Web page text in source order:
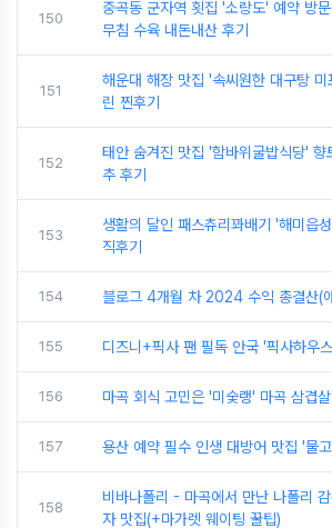
150
중곡동 군자역 횟집 '소랑도' 예약 방
무침 수육 내돈내산 후기
151
해운대 해장 맛집 '속씨원한 대구탕
린 찐후기
152
태안 숨겨진 맛집 '함바위굴밥식당' 향
추 후기
153
생활의 달인 패스츄리꽈배기 '해미읍
직후기
154 블로그 4개월 차 2024 수익 총결산(
155 디즈니+픽사 팬 필독 안국 '픽사하우
156 마곡 회식 고민은 '미숯랭' 마곡 삼겹
157 용산 예약 필수 인생 대방어 맛집 '물
158
비바나폴리 - 마곡에서 만난 나폴리
자 맛집(+마가렛 웨이팅 꿀팁)